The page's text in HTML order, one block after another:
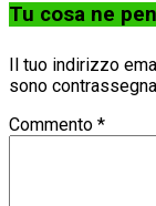
Tu cosa ne
Il tuo indirizzo
sono
Commento *